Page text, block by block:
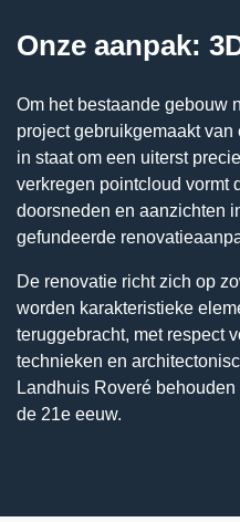
Onze aanpak:
Om het bestaande gebouw
project gebruikgemaakt
in staat om een uiterst
verkregen pointcloud vormt
doorsneden en aanzichten
gefundeerde
De renovatie richt zich op
worden karakteristieke
teruggebracht, met respect
technieken en
Landhuis Roveré
de 21e eeuw.